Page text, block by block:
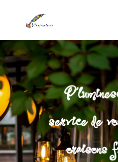
service de
oraisons